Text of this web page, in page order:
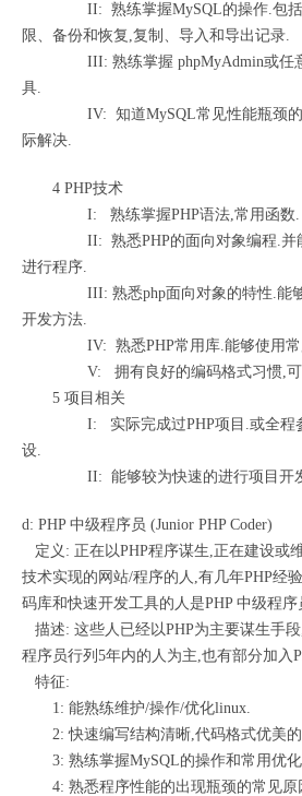
II: 熟练掌握MySQL的操作.包括安
限、备份和恢复,复制、导入和导出记录.
III: 熟练掌握 phpMyAdmin或任意
具.
IV: 知道MySQL常见性能瓶颈的原
际解决.
4 PHP技术
I: 熟练掌握PHP语法,常用函数.
II: 熟悉PHP的面向对象编程.并能
进行程序.
III: 熟悉php面向对象的特性.能够
开发方法.
IV: 熟悉PHP常用库.能够使用常用
V: 拥有良好的编码格式习惯,可以
5 项目相关
I: 实际完成过PHP项目.或全程参
设.
II: 能够较为快速的进行项目开
d: PHP 中级程序员 (Junior PHP Coder)
定义: 正在以PHP程序谋生,正在建设或
技术实现的网站/程序的人,有几年PHP经
码库和快速开发工具的人是PHP 中级程序
描述: 这些人已经以PHP为主要谋生手
程序员行列5年内的人为主,也有部分加入
特征:
1: 能熟练维护/操作/优化linux.
2: 快速编写结构清晰,代码格式优美的
3: 熟练掌握MySQL的操作和常用优
4: 熟悉程序性能的出现瓶颈的常见原